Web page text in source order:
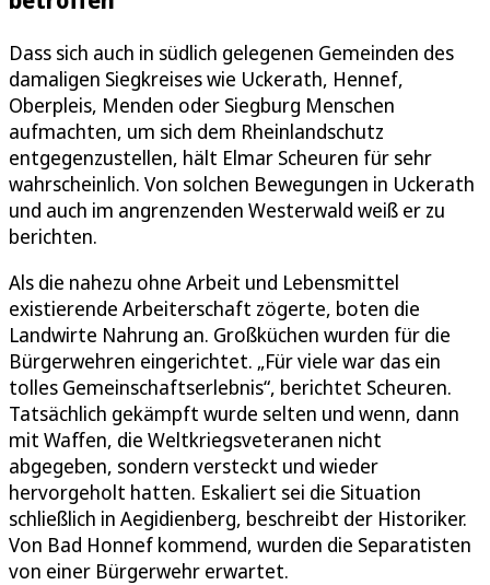
Dass sich auch in südlich gelegenen Gemeinden des
damaligen Siegkreises wie Uckerath, Hennef,
Oberpleis, Menden oder Siegburg Menschen
aufmachten, um sich dem Rheinlandschutz
entgegenzustellen, hält Elmar Scheuren für sehr
wahrscheinlich. Von solchen Bewegungen in Uckerath
und auch im angrenzenden Westerwald weiß er zu
berichten.
Als die nahezu ohne Arbeit und Lebensmittel
existierende Arbeiterschaft zögerte, boten die
Landwirte Nahrung an. Großküchen wurden für die
Bürgerwehren eingerichtet. „Für viele war das ein
tolles Gemeinschaftserlebnis“, berichtet Scheuren.
Tatsächlich gekämpft wurde selten und wenn, dann
mit Waffen, die Weltkriegsveteranen nicht
abgegeben, sondern versteckt und wieder
hervorgeholt hatten. Eskaliert sei die Situation
schließlich in Aegidienberg, beschreibt der Historiker.
Von Bad Honnef kommend, wurden die Separatisten
von einer Bürgerwehr erwartet.